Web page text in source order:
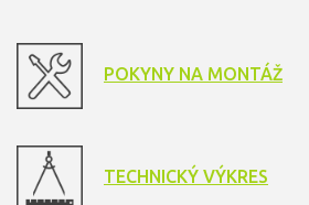
POKYNY NA MONTÁŽ
TECHNICKÝ VÝKRES